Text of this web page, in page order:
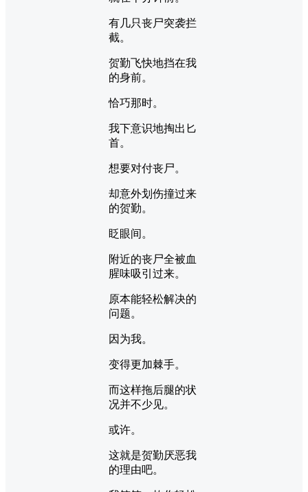
有几只丧尸突袭拦
截。
贺勤飞快地挡在我
的身前。
恰巧那时。
我下意识地掏出匕
首。
想要对付丧尸。
却意外划伤撞过来
的贺勤。
眨眼间。
附近的丧尸全被血
腥味吸引过来。
原本能轻松解决的
问题。
因为我。
变得更加棘手。
而这样拖后腿的状
况并不少见。
或许。
这就是贺勤厌恶我
的理由吧。